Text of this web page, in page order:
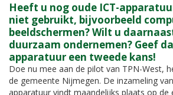
Heeft u nog oude ICT-
niet gebruikt, bijvoorbeeld
beeldschermen? Wilt u
duurzaam ondernemen? Geef
apparatuur een tweede kans!
Doe nu mee aan de pilot van TPN-West,
de gemeente Nijmegen. De inzameling
apparatuur vindt maandelijks plaats op de